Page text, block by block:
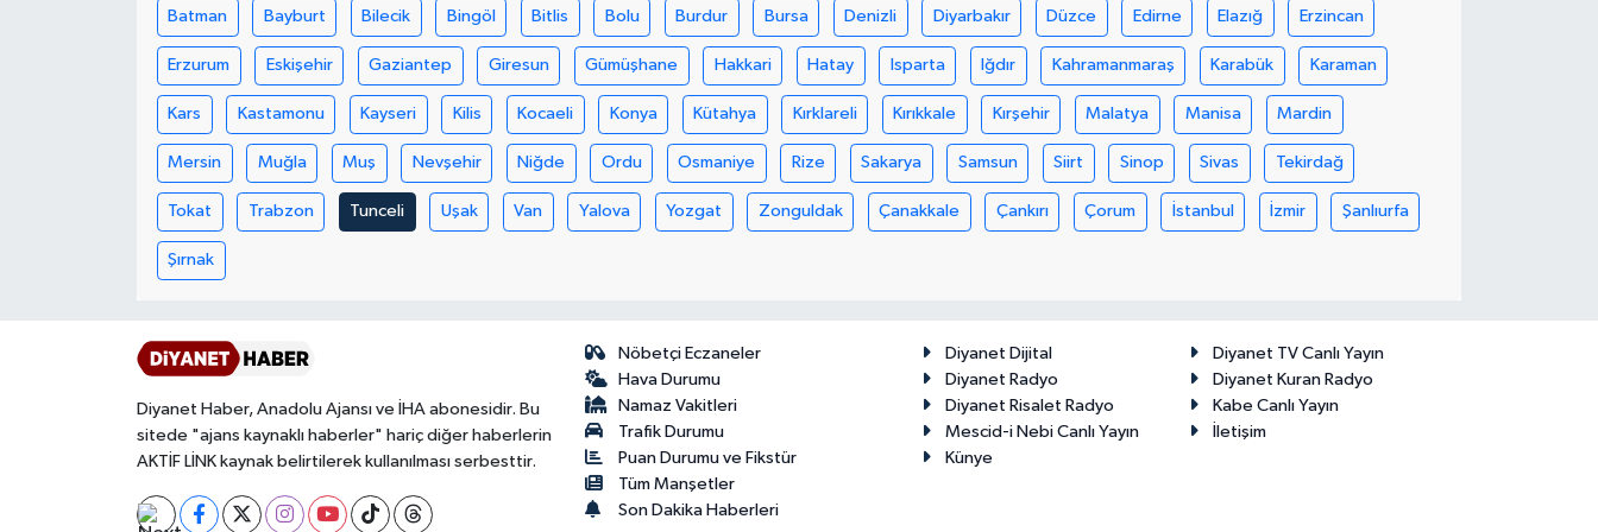
Batman Bayburt Bilecik Bingöl Bitlis Bolu Burdur Bursa Denizli Diyarbakır Düzce Edirne Elazığ Erzincan
Erzurum Eskişehir Gaziantep Giresun Gümüşhane Hakkari Hatay Isparta Iğdır Kahramanmaraş Karabük Karaman
Kars Kastamonu Kayseri Kilis Kocaeli Konya Kütahya Kırklareli Kırıkkale Kırşehir Malatya Manisa Mardin
Mersin Muğla Muş Nevşehir Niğde Ordu Osmaniye Rize Sakarya Samsun Siirt Sinop Sivas Tekirdağ
Tokat Trabzon Tunceli Uşak Van Yalova Yozgat Zonguldak Çanakkale Çankırı Çorum İstanbul İzmir Şanlıurfa
Şırnak
Diyanet Haber, Anadolu Ajansı ve İHA abonesidir. Bu
sitede "ajans kaynaklı haberler" hariç diğer haberlerin
AKTİF LİNK kaynak belirtilerek kullanılması serbesttir.
Nöbetçi Eczaneler
Hava Durumu
Namaz Vakitleri
Trafik Durumu
Puan Durumu ve Fikstür
Tüm Manşetler
Son Dakika Haberleri
Diyanet Dijital
Diyanet TV Canlı Yayın
Diyanet Radyo
Diyanet Kuran Radyo
Diyanet Risalet Radyo
Kabe Canlı Yayın
Mescid-i Nebi Canlı Yayın
İletişim
Künye
Bitlis Müftülüğü
Bolu Müftülüğü
Burdur Müftülüğü
Bursa Müftülüğü
Çankırı Müftülüğü
Çorum Müftülüğü
Duyurular
Bilim, Teknoloji
Biyografiler